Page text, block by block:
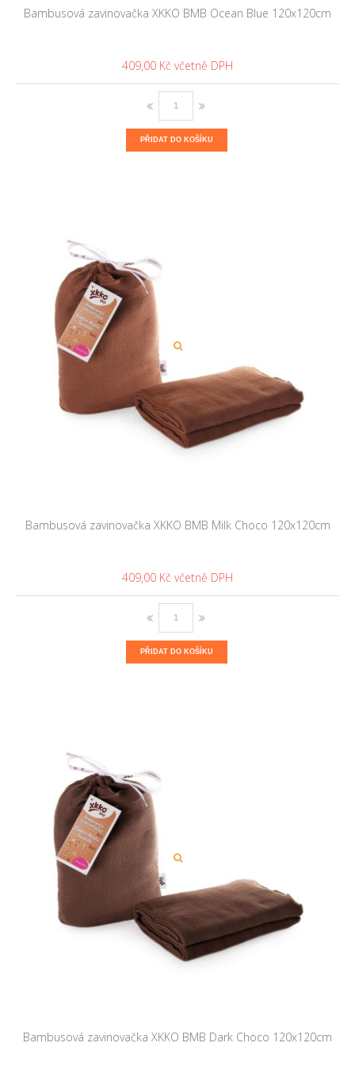
Bambusová zavinovačka XKKO BMB Ocean Blue 120x120cm
409,00 Kč
PŘIDAT DO KOŠÍKU
Bambusová zavinovačka XKKO BMB Milk Choco 120x120cm
409,00 Kč
PŘIDAT DO KOŠÍKU
Bambusová zavinovačka XKKO BMB Dark Choco 120x120cm